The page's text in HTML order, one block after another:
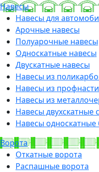
Навесы
Навесы для
Арочные навесы
Полуарочные навесы
Односкатные навесы
Двускатные навесы
Навесы из
Навесы из
Навесы из
Навесы
Навесы
Ворота
Откатные ворота
Распашные ворота